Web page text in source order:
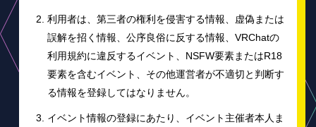
利用者は、第三者の権利を侵害する情報、虚偽または
誤解を招く情報、公序良俗に反する情報、VRChatの
利用規約に違反するイベント、NSFW要素またはR18
要素を含むイベント、その他運営者が不適切と判断す
る情報を登録してはなりません。
イベント情報の登録にあたり、イベント主催者本人ま